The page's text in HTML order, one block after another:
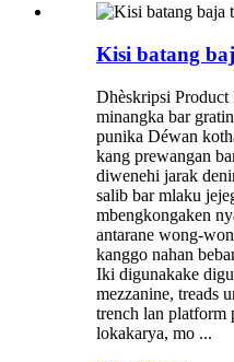
Kisi batang
Dhèskripsi Product
minangka bar
punika Déwan
kang prewangan
diwenehi jarak
salib bar mlaku
mbengkongaken
antarane wong-
kanggo nahan
Iki digunakake
mezzanine, treads
trench lan platform
lokakarya, mo ...